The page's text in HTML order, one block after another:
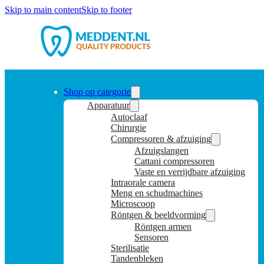
Skip to main contentSkip to footer
Shop op categorie
Apparatuur
Autoclaaf
Chirurgie
Compressoren & afzuiging
Afzuigslangen
Cattani compressoren
Vaste en verrijdbare afzuiging
Intraorale camera
Meng en schudmachines
Microscoop
Röntgen & beeldvorming
Röntgen armen
Sensoren
Sterilisatie
Tandenbleken